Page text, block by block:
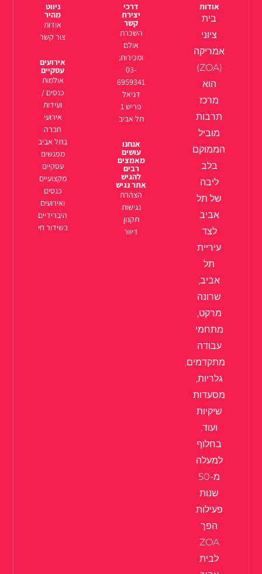
אודות
בית
ציוני
אמריקה
(ZOA)
הוא
מרכז
תרבות
מוביל
הממוקם
בלב
ליבה
של תל
אביב
לצד
עיריית
תל
אביב,
שרונה
מרקט,
מתחמי
עבודה
מתקדמים,
גלריות,
מסעדות
שיקיות
ועוד.
בחלוף
למעלה
מ-50
שנות
פעילות
הפך
ZOA
לבית
דרכי
יצירת
קשר
השכרת
אולם
ומכירות:
03-
6959341
דניאל
פריש 1
תל אביב
אנחנו
עושים
מאמצים
רבים
להגיש
אתר נגיש
הצהרת
נגישות
תקנון
דיוור
ניווט
מהיר
אודות
צור קשר
אירועים
עסקיים
אולמות
כנסים /
ועידות
אירועי
חברה
בתל אביב
מפגשים
עסקיים
מקצועיים
כנסים
ואירועים
היברידיים
בשידור חי